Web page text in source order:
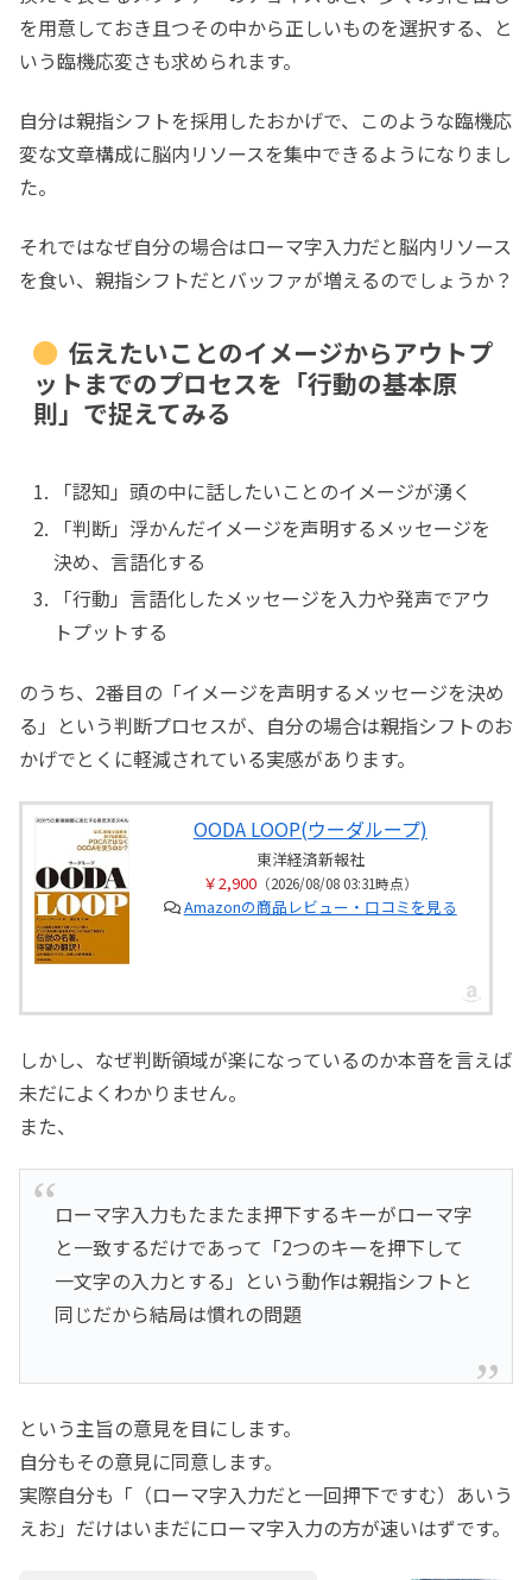
を用意しておき且つその中から正しいものを選択する、と
いう臨機応変さも求められます。
自分は親指シフトを採用したおかげで、このような臨機応
変な文章構成に脳内リソースを集中できるようになりまし
た。
それではなぜ自分の場合はローマ字入力だと脳内リソース
を食い、親指シフトだとバッファが増えるのでしょうか？
伝えたいことのイメージからアウトプ
ットまでのプロセスを「行動の基本原
則」で捉えてみる
「認知」頭の中に話したいことのイメージが湧く
「判断」浮かんだイメージを声明するメッセージを
決め、言語化する
「行動」言語化したメッセージを入力や発声でアウ
トプットする
のうち、2番目の「イメージを声明するメッセージを決め
る」という判断プロセスが、自分の場合は親指シフトのお
かげでとくに軽減されている実感があります。
OODA LOOP(ウーダループ)
東洋経済新報社
￥2,900（2026/08/08 03:31時点）
Amazonの商品レビュー・口コミを見る
しかし、なぜ判断領域が楽になっているのか本音を言えば
未だによくわかりません。
また、
ローマ字入力もたまたま押下するキーがローマ字
と一致するだけであって「2つのキーを押下して
一文字の入力とする」という動作は親指シフトと
同じだから結局は慣れの問題
という主旨の意見を目にします。
自分もその意見に同意します。
実際自分も「（ローマ字入力だと一回押下ですむ）あいう
えお」だけはいまだにローマ字入力の方が速いはずです。